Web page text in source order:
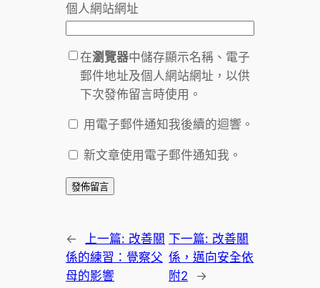
個人網站網址
在瀏覽器中儲存顯示名稱、電子
郵件地址及個人網站網址，以供
下次發佈留言時使用。
用電子郵件通知我後續的迴響。
新文章使用電子郵件通知我。
← 上一篇: 改善關
係的練習：覺察父
母的影響
下一篇: 改善關
係，邁向安全依
附2
→